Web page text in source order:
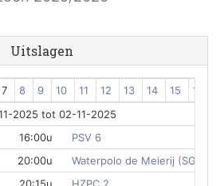
Uitslagen
7 8 9 10 11 12 13 14 15 16
2025 tot 02-11-2025
16:00u
PSV 6
20:00u
Waterpolo de Meierij (SG) 3
20:15u
HZPC 2